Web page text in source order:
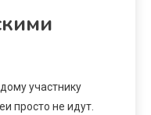
участнику
просто не идут.